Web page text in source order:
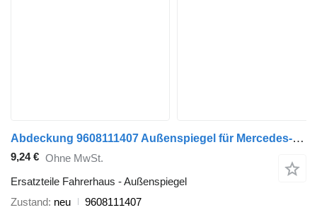
Abdeckung 9608111407 Außenspiegel für Mercedes-Benz MP4 Sattelzugmaschine
9,24 € Ohne MwSt.
Ersatzteile Fahrerhaus - Außenspiegel
Zustand neu
9608111407